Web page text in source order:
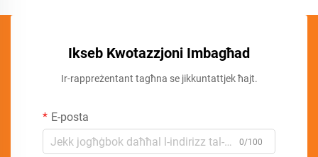
Ikseb Kwotazzjoni Imbagħad
Ir-rappreżentant tagħna se jikkuntattjek ħajt.
E-posta
0/100